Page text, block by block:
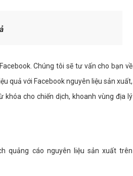
Chúng tôi sẽ tư vấn cho bạn về
quả với Facebook nguyên liệu sản xuất,
cho chiến dịch, khoanh vùng địa lý
quảng cáo nguyên liệu sản xuất trên